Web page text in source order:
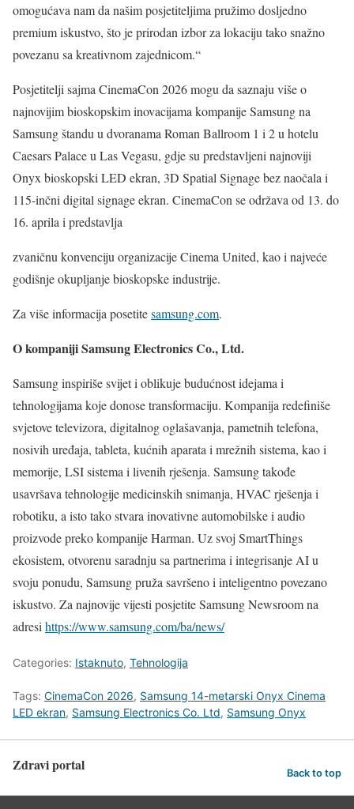
omogućava nam da našim posjetiteljima pružimo dosljedno
premium iskustvo, što je prirodan izbor za lokaciju tako snažno
povezanu sa kreativnom zajednicom.“
Posjetitelji sajma CinemaCon 2026 mogu da saznaju više o
najnovijim bioskopskim inovacijama kompanije Samsung na
Samsung štandu u dvoranama Roman Ballroom 1 i 2 u hotelu
Caesars Palace u Las Vegasu, gdje su predstavljeni najnoviji
Onyx bioskopski LED ekran, 3D Spatial Signage bez naočala i
115-inčni digital signage ekran. CinemaCon se održava od 13. do
16. aprila i predstavlja
zvaničnu konvenciju organizacije Cinema United, kao i najveće
godišnje okupljanje bioskopske industrije.
Za više informacija posetitesamsung.com.
O kompaniji Samsung Electronics Co., Ltd.
Samsung inspiriše svijet i oblikuje budućnost idejama i
tehnologijama koje donose transformaciju. Kompanija redefiniše
svjetove televizora, digitalnog oglašavanja, pametnih telefona,
nosivih uređaja, tableta, kućnih aparata i mrežnih sistema, kao i
memorije, LSI sistema i livenih rješenja. Samsung takođe
usavršava tehnologije medicinskih snimanja, HVAC rješenja i
robotiku, a isto tako stvara inovativne automobilske i audio
proizvode preko kompanije Harman. Uz svoj SmartThings
ekosistem, otvorenu saradnju sa partnerima i integrisanje AI u
svoju ponudu, Samsung pruža savršeno i inteligentno povezano
iskustvo. Za najnovije vijesti posjetite Samsung Newsroom na
adresi https://www.samsung.com/ba/news/
Categories: Istaknuto, Tehnologija
Tags: CinemaCon 2026, Samsung 14-metarski Onyx Cinema
LED ekran, Samsung Electronics Co. Ltd, Samsung Onyx
Zdravi portal Back to top